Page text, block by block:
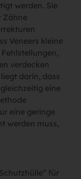
werden. Sie
Zähne
Veneers kleine
verdecken
darin, dass
eine
eine geringe
werden muss,
für